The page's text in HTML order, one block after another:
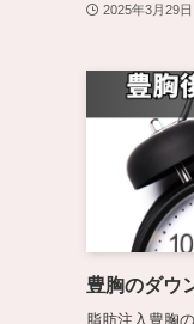
2025年3月29日
豊胸のダウ
脂肪注入豊胸